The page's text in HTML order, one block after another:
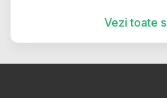
Vezi toate